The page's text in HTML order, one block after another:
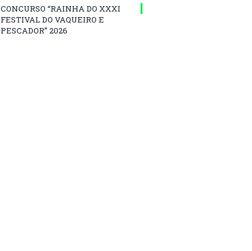
CONCURSO “RAINHA DO XXXI
FESTIVAL DO VAQUEIRO E
PESCADOR” 2026